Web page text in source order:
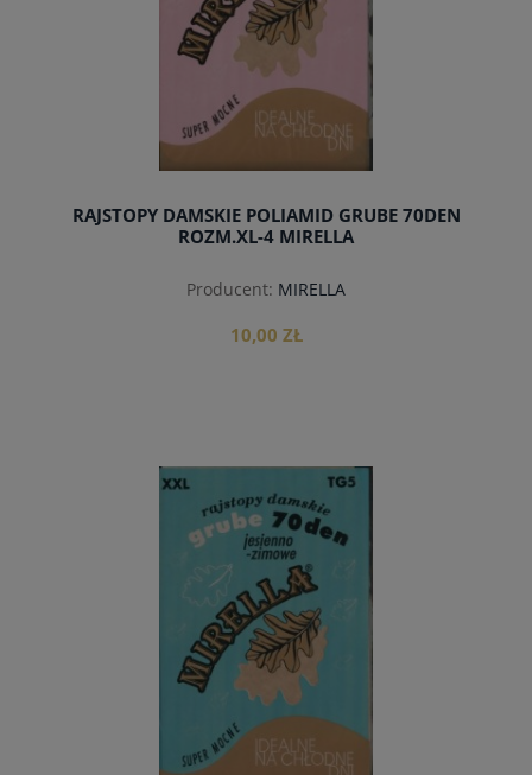
RAJSTOPY DAMSKIE POLIAMID GRUBE 70DEN
ROZM.XL-4 MIRELLA
Producent: MIRELLA
10,00 ZŁ